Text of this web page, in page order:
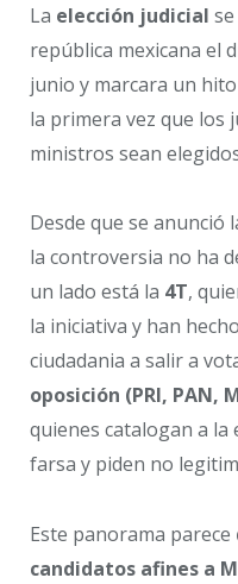
La elección judicial
república mexicana el
junio y marcara un
la primera vez que los
ministros sean
Desde que se anunció
la controversia no ha
un lado está la 4T,
la iniciativa y han
ciudadania a salir a
oposición (PRI, PAN,
quienes catalogan a la
farsa y piden no
Este panorama parece
candidatos afines a